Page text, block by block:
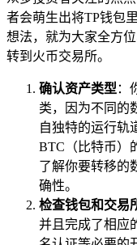
者会萌生出将TP钱包
想法，就为大家全方
转到火币交易所。
确认资产类型 ：
类，因为不同的
自独特的运行轨
BTC（比特币）
了解你要转移的
确性。
检查钱包和交易
并且完成了相应